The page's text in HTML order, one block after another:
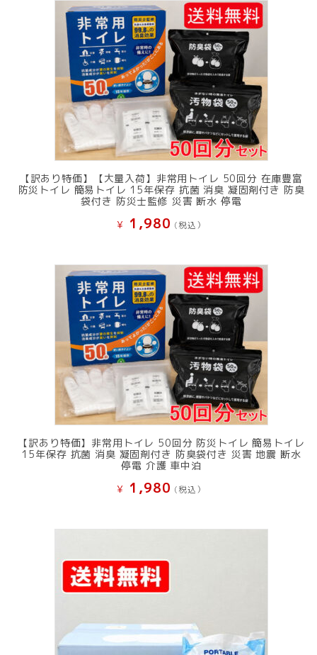
で
し
た。
¥ 11,801
で
す。
【訳あり特価】【大量入荷】非常用トイレ 50回分 在庫豊富
防災トイレ 簡易トイレ 15年保存 抗菌 消臭 凝固剤付き 防臭
袋付き 防災士監修 災害 断水 停電
¥ 1,980 (税込）
【訳あり特価】非常用トイレ 50回分 防災トイレ 簡易トイレ
15年保存 抗菌 消臭 凝固剤付き 防臭袋付き 災害 地震 断水
停電 介護 車中泊
¥ 1,980 (税込）